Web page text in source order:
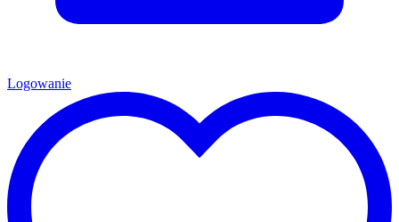
Logowanie